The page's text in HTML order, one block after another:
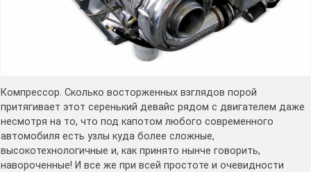
Компрессор. Сколько восторженных взглядов порой
притягивает этот серенький девайс рядом с двигателем даже
несмотря на то, что под капотом любого современного
автомобиля есть узлы куда более сложные,
высокотехнологичные и, как принято нынче говорить,
навороченные! И все же при всей простоте и очевидности